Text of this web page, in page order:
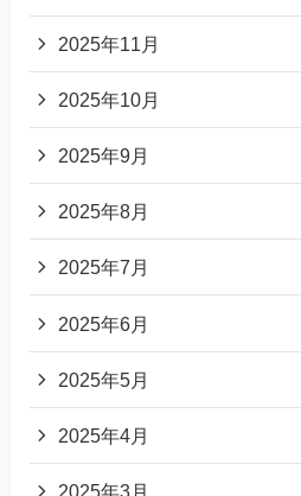
2025年11月
2025年10月
2025年9月
2025年8月
2025年7月
2025年6月
2025年5月
2025年4月
2025年3月